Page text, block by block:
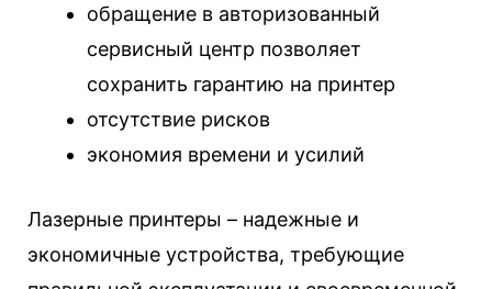
обращение в авторизованный
сервисный центр позволяет
сохранить гарантию на принтер
отсутствие рисков
экономия времени и усилий
Лазерные принтеры – надежные и
экономичные устройства, требующие